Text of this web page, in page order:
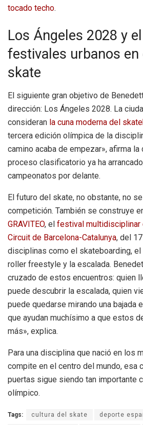
tocado techo.
Los Ángeles 2028 y
festivales urbanos en
skate
El siguiente gran objetivo de
dirección: Los Ángeles 2028. La
consideran la cuna moderna del
tercera edición olímpica de la
camino acaba de empezar», afirma
proceso clasificatorio ya ha
campeonatos por delante.
El futuro del skate, no obstante, no
competición. También se construye
GRAVITEO, el festival multidisciplinar
Circuit de Barcelona-Catalunya, del
disciplinas como el skateboarding,
roller freestyle y la escalada.
cruzado de estos encuentros: quien
puede descubrir la escalada, quien
puede quedarse mirando una bajada
que ayudan muchísimo a que estos
más», explica.
Para una disciplina que nació en los
compite en el centro del mundo, esa
puertas sigue siendo tan importante
olímpico.
Tags: cultura del skate deporte